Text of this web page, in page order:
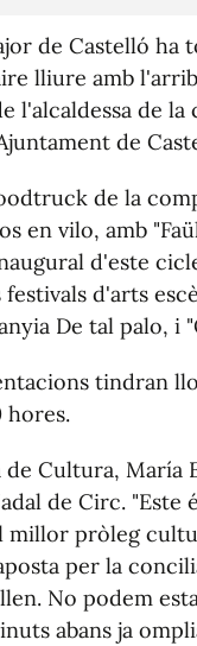
de Castelló
lliure amb
l'alcaldessa de
de
de la
en vilo, amb
d'este
d'arts
De tal palo, i
tindran
hores.
de Cultura, María
de Circ. "Este
pròleg
per la
No podem
abans ja